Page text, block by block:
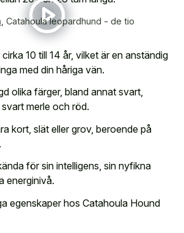
Catahoula leopardhund - de tio
10 till 14 år, vilket är en anständig
med din håriga vän.
olika färger, bland annat svart,
merle och röd.
kort, slät eller grov, beroende på
för sin intelligens, sin nyfikna
energinivå.
egenskaper hos Catahoula Hound